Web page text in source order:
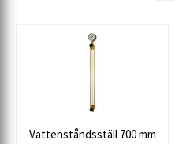
Vattenståndsställ 700 mm